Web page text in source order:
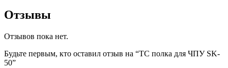
Отзывы
Отзывов пока нет.
Будьте первым, кто оставил отзыв на “TC полка для ЧПУ SK-
50”